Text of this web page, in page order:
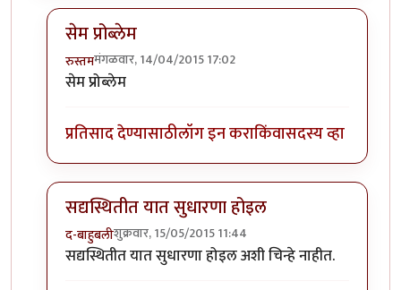
सेम प्रोब्लेम
रुस्तममंगळवार, 14/04/2015 17:02
In reply to
सेम प्रोब्लेम
प्रतिसाद देण्यासाठीलॉग इन कराकिंवासदस्य व्हा
सद्यस्थितीत यात सुधारणा होइल
द-बाहुबलीशुक्रवार, 15/05/2015 11:44
In reply toजर प्रतिसाद खुप असतील (एकाbyमराठी_माणूस
सद्यस्थितीत यात सुधारणा होइल अशी चिन्हे नाहीत.